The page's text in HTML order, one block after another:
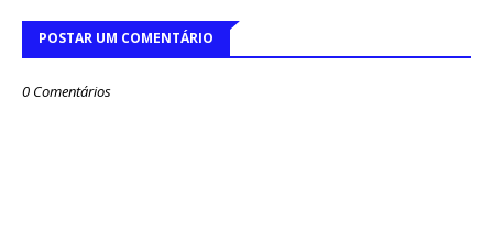
POSTAR UM COMENTÁRIO
0 Comentários